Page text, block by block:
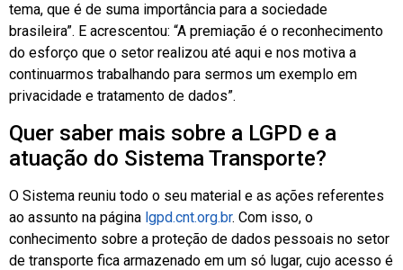
tema, que é de suma importância para a sociedade
brasileira”. E acrescentou: “A premiação é o reconhecimento
do esforço que o setor realizou até aqui e nos motiva a
continuarmos trabalhando para sermos um exemplo em
privacidade e tratamento de dados”.
Quer saber mais sobre a LGPD e a
atuação do Sistema Transporte?
O Sistema reuniu todo o seu material e as ações referentes
ao assunto na página lgpd.cnt.org.br. Com isso, o
conhecimento sobre a proteção de dados pessoais no setor
de transporte fica armazenado em um só lugar, cujo acesso é